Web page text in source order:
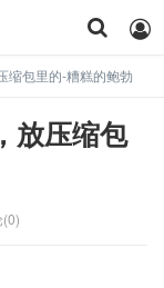
缩包里的-糟糕的鲍勃
放压缩包